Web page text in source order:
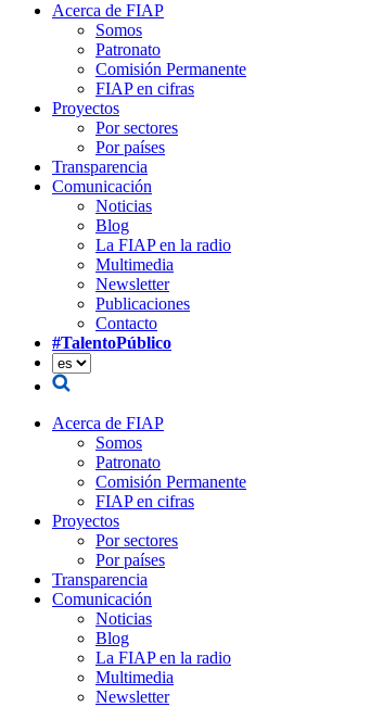
Acerca de FIAP
Somos
Patronato
Comisión Permanente
FIAP en cifras
Proyectos
Por sectores
Por países
Transparencia
Comunicación
Noticias
Blog
La FIAP en la radio
Multimedia
Newsletter
Publicaciones
Contacto
#TalentoPúblico
Acerca de FIAP
Somos
Patronato
Comisión Permanente
FIAP en cifras
Proyectos
Por sectores
Por países
Transparencia
Comunicación
Noticias
Blog
La FIAP en la radio
Multimedia
Newsletter